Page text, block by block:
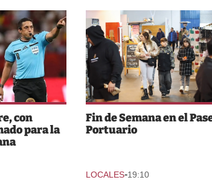
con
para la
Fin de Semana en el
Portuario
LOCALES-19:10